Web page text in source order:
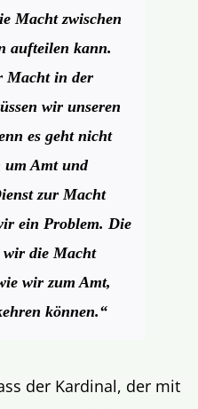
Macht zwischen
aufteilen kann.
Macht in der
wir unseren
es geht nicht
um Amt und
zur Macht
ein Problem. Die
die Macht
wir zum Amt,
können.“
der Kardinal, der mit